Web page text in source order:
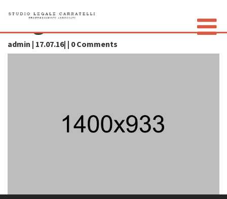
PRIVACY POLICY
img003
admin | 17.07.16| | 0 Comments